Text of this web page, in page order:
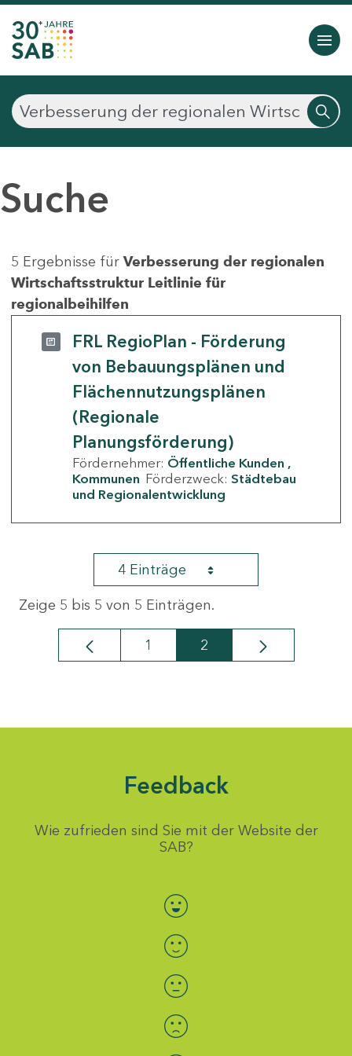
Suche
5 Ergebnisse für Verbesserung der regionalen
Wirtschaftsstruktur Leitlinie für
regionalbeihilfen
FRL RegioPlan - Förderung
von Bebauungsplänen und
Flächennutzungsplänen
(Regionale
Planungsförderung)
Fördernehmer: Öffentliche Kunden
Kommunen Förderzweck: Städtebau
und Regionalentwicklung
4 Einträge
Zeige 5 bis 5 von 5 Einträgen.
Seite
1 Seite
2
Feedback
Wie zufrieden sind Sie mit der Website der
SAB?
Bewertung auswählen